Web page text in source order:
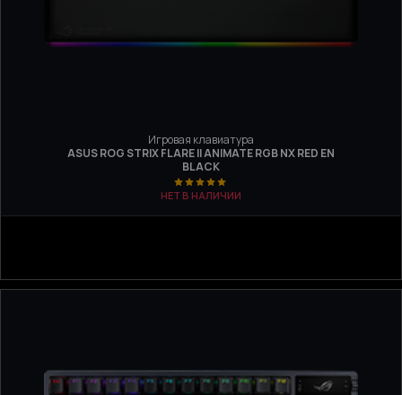
Игровая клавиатура
ASUS ROG STRIX FLARE II ANIMATE RGB NX RED EN
BLACK
НЕТ В НАЛИЧИИ